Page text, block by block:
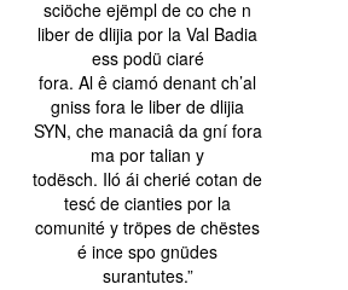
sciöche ejëmpl de co che n
liber de dlijia por la Val Badia
ess podü ciaré
fora. Al ê ciamó denant ch’al
gniss fora le liber de dlijia
SYN, che manaciâ da gní fora
ma por talian y
todësch. Iló ái cherié cotan de
tesć de cianties por la
comunité y tröpes de chëstes
é ince spo gnüdes
surantutes.”